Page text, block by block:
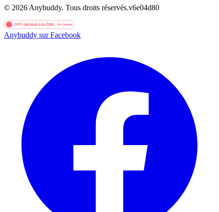
© 2026 Anybuddy. Tous droits réservés.v6e04d80
Anybuddy sur Facebook